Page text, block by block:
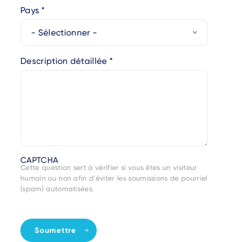
Pays
Description détaillée
CAPTCHA
Cette question sert à vérifier si vous êtes un visiteur
humain ou non afin d'éviter les soumissions de pourriel
(spam) automatisées.